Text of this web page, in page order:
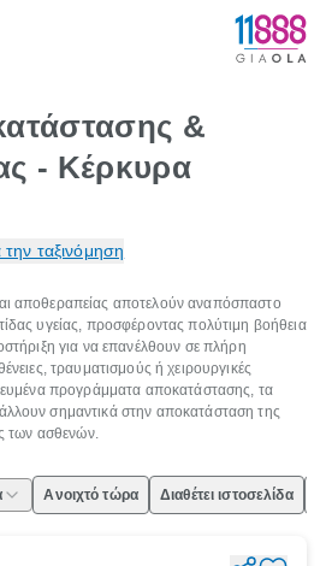
&
- Κέρκυρα
ταξινόμηση
αποθεραπείας αποτελούν αναπόσπαστο
υγείας, προσφέροντας πολύτιμη βοήθεια
για να επανέλθουν σε πλήρη
τραυματισμούς ή χειρουργικές
προγράμματα αποκατάστασης, τα
σημαντικά στην αποκατάσταση της
των ασθενών.
Ανοιχτό τώρα Διαθέτει ιστοσελίδα